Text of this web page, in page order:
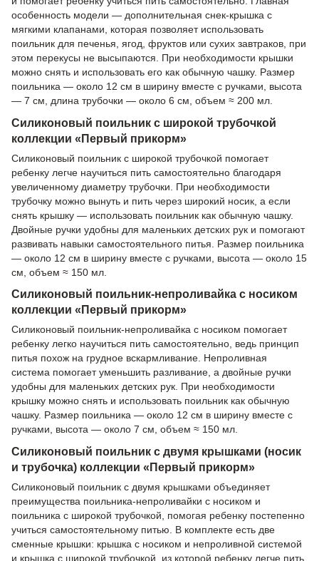
особенность модели — дополнительная снек-крышка с
мягкими клапанами, которая позволяет использовать
поильник для печенья, ягод, фруктов или сухих завтраков, при
этом перекусы не высыпаются. При необходимости крышки
можно снять и использовать его как обычную чашку. Размер
поильника — около 12 см в ширину вместе с ручками, высота
— 7 см, длина трубочки — около 6 см, объем ≈ 200 мл.
Силиконовый поильник с широкой трубочкой
коллекции «Первый прикорм»
Силиконовый поильник с широкой трубочкой помогает
ребенку легче научиться пить самостоятельно благодаря
увеличенному диаметру трубочки. При необходимости
трубочку можно вынуть и пить через широкий носик, а если
снять крышку — использовать поильник как обычную чашку.
Двойные ручки удобны для маленьких детских рук и помогают
развивать навыки самостоятельного питья. Размер поильника
— около 12 см в ширину вместе с ручками, высота — около 15
см, объем ≈ 150 мл.
Силиконовый поильник-непроливайка с носиком
коллекции «Первый прикорм»
Силиконовый поильник-непроливайка с носиком помогает
ребенку легко научиться пить самостоятельно, ведь принцип
питья похож на грудное вскармливание. Непроливная
система помогает уменьшить разливание, а двойные ручки
удобны для маленьких детских рук. При необходимости
крышку можно снять и использовать поильник как обычную
чашку. Размер поильника — около 12 см в ширину вместе с
ручками, высота — около 7 см, объем ≈ 150 мл.
Силиконовый поильник с двумя крышками (носик
и трубочка) коллекции «Первый прикорм»
Силиконовый поильник с двумя крышками объединяет
преимущества поильника-непроливайки с носиком и
поильника с широкой трубочкой, помогая ребенку постепенно
учиться самостоятельному питью. В комплекте есть две
сменные крышки: крышка с носиком и непроливной системой
и крышка с широкой трубочкой, из которой ребенку легче пить.